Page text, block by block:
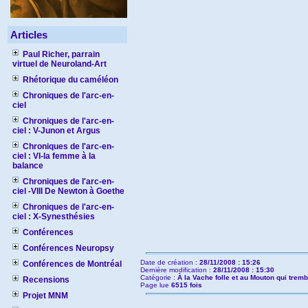
Articles
Paul Richer, parrain
virtuel de Neuroland-Art
Rhétorique du caméléon
Chroniques de l'arc-en-
ciel
Chroniques de l'arc-en-
ciel : V-Junon et Argus
Chroniques de l'arc-en-
ciel : VI-la femme à la
balance
Chroniques de l'arc-en-
ciel -VIII De Newton à Goethe
Chroniques de l'arc-en-
ciel : X-Synesthésies
Conférences
Conférences Neuropsy
Conférences de Montréal
Recensions
Projet MNM
Date de création : 28/11/2008 : 15:26
Dernière modification : 28/11/2008 : 15:30
Catégorie : À la Vache folle et au Mouton qui
Page lue 6515 fois